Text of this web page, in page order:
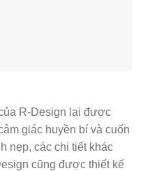
R-Design lại được
giác huyền bí và cuốn
nẹp, các chi tiết khác
cũng được thiết kế